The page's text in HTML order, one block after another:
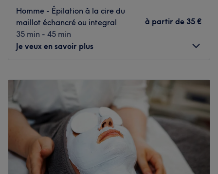
Homme - Épilation à la cire du
maillot échancré ou integral
35 min - 45 min
à partir de 35 €
Je veux en savoir plus
Jeudi
10:00
Vendredi
10:00–22:00
Samedi
10:00–
Dimanche
Fermé
O'Walker Institut est un institut de beauté dédié aux